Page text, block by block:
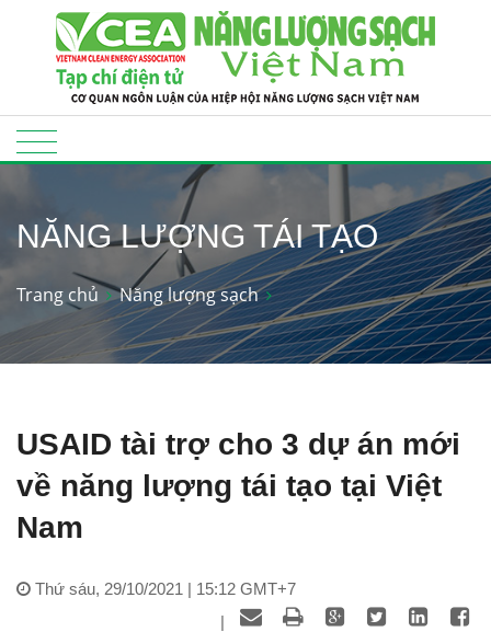
NĂNG LƯỢNG TÁI TẠO
Trang chủ Năng lượng sạch
USAID tài trợ cho 3 dự án mới
về năng lượng tái tạo tại Việt
Nam
Thứ sáu, 29/10/2021 | 15:12 GMT+7
|